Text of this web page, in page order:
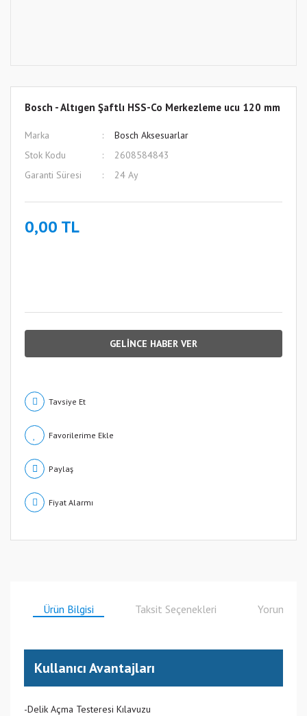
Bosch - Altıgen Şaftlı HSS-Co Merkezleme ucu 120 mm
Marka
Bosch Aksesuarlar
Stok Kodu
2608584843
Garanti Süresi
24 Ay
0,00 TL
GELİNCE HABER VER
Tavsiye Et
Paylaş
Fiyat Alarmı
Ürün Bilgisi Taksit Seçenekleri Yorumlar
Kullanıcı Avantajları
-Delik Açma Testeresi Kılavuzu